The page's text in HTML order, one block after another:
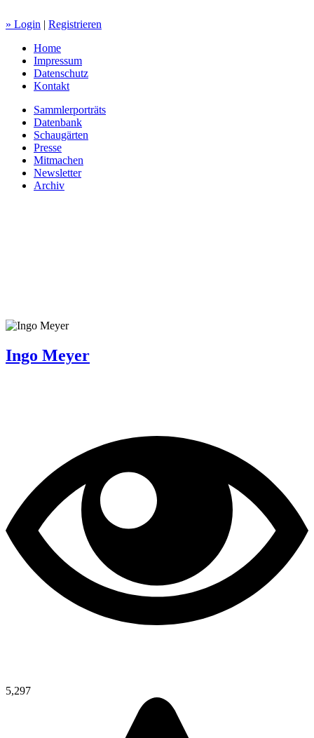
» Login | Registrieren
Home
Impressum
Datenschutz
Kontakt
Sammlerporträts
Datenbank
Schaugärten
Presse
Mitmachen
Newsletter
Archiv
Ingo Meyer
5,297